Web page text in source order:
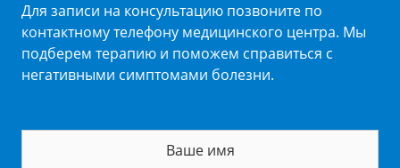
Для записи на консультацию позвоните по
контактному телефону медицинского центра. Мы
подберем терапию и поможем справиться с
негативными симптомами болезни.